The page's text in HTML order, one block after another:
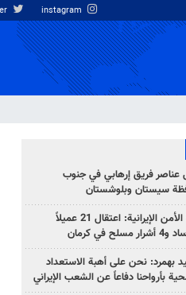
عناصر فريق إرهابي في جنوب
سيستان وبلوشستان
وزارة الأمن الإيرانية: اعتقال 21 عميلاً
مسلح في كرمان
بهمرد: نحن على أهبة الاستعداد
بأرواحنا دفاعاً عن الشعب الإيراني